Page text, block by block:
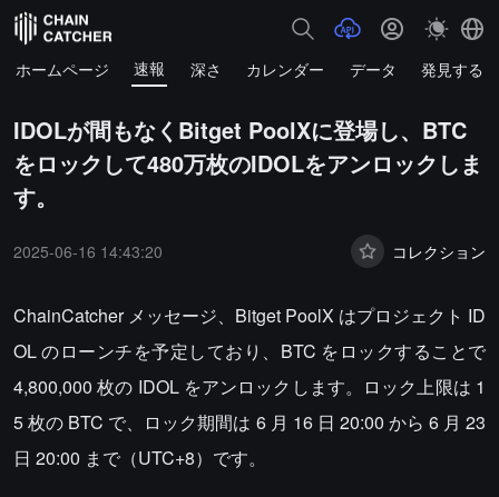
ホームページ 速報 深さ カレンダー データ 発見する
IDOLが間もなくBitget PoolXに登場し、BTC
をロックして480万枚のIDOLをアンロックしま
す。
2025-06-16 14:43:20 コレクション
ChainCatcher メッセージ、Bitget PoolX はプロジェクト ID
OL のローンチを予定しており、BTC をロックすることで
4,800,000 枚の IDOL をアンロックします。ロック上限は 1
5 枚の BTC で、ロック期間は 6 月 16 日 20:00 から 6 月 23
日 20:00 まで（UTC+8）です。